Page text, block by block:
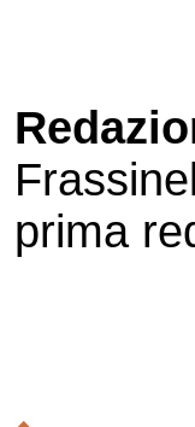
prima